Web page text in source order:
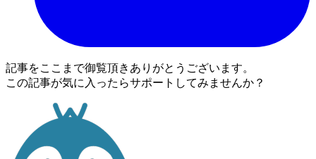
記事をここまで御覧頂きありがとうございます。
この記事が気に入ったらサポートしてみませんか？